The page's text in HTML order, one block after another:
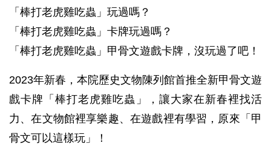
「棒打老虎雞吃蟲」玩過嗎？
「棒打老虎雞吃蟲」卡牌玩過嗎？
「棒打老虎雞吃蟲」甲骨文遊戲卡牌，沒玩過了吧！
2023年新春，本院歷史文物陳列館首推全新甲骨文遊
戲卡牌「棒打老虎雞吃蟲」，讓大家在新春裡找活
力、在文物館裡享樂趣、在遊戲裡有學習，原來「甲
骨文可以這樣玩」！